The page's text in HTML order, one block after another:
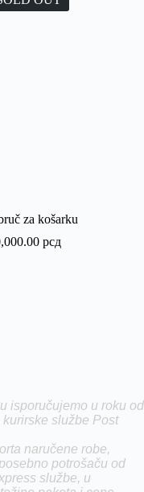
za košarku
рсд
isporučujemo u roku od
službe Post
naručene robe,
potrošaču od
službe, u